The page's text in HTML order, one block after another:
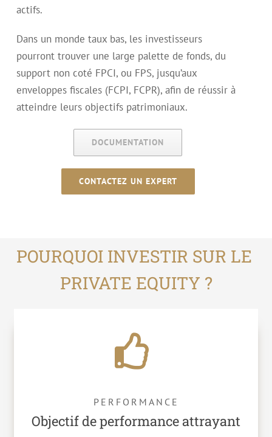
actifs.
Dans un monde taux bas, les investisseurs
pourront trouver une large palette de fonds, du
support non coté FPCI, ou FPS, jusqu’aux
enveloppes fiscales (FCPI, FCPR), afin de réussir à
atteindre leurs objectifs patrimoniaux.
DOCUMENTATION
CONTACTEZ UN EXPERT
POURQUOI INVESTIR SUR LE
PRIVATE EQUITY ?
PERFORMANCE
Objectif de performance attrayant